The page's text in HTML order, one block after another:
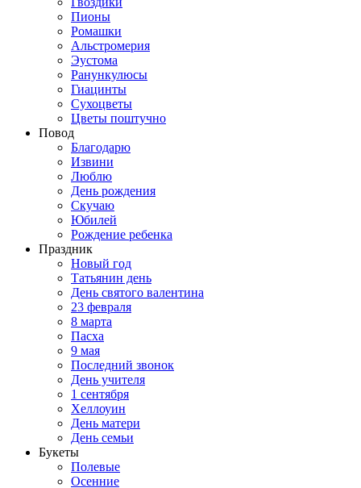
Пионы
Ромашки
Альстромерия
Эустома
Ранункулюсы
Гиацинты
Сухоцветы
Цветы поштучно
Повод
Благодарю
Извини
Люблю
День рождения
Скучаю
Юбилей
Рождение ребенка
Праздник
Новый год
Татьянин день
День святого валентина
23 февраля
8 марта
Пасха
9 мая
Последний звонок
День учителя
1 сентября
Хеллоуин
День матери
День семьи
Букеты
Полевые
Осенние